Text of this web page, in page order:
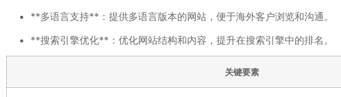
**多语言支持**：提供多语言版本的网站，便于海外客户浏览和沟通。
**搜索引擎优化**：优化网站结构和内容，提升在搜索引擎中的排名。
关键要素